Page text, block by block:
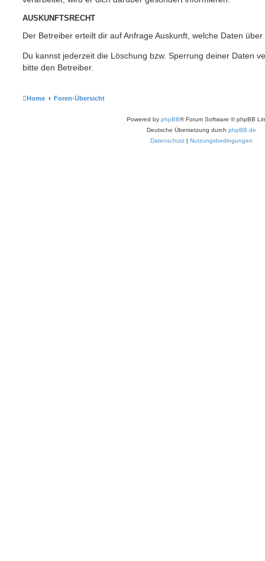
AUSKUNFTSRECHT
Der Betreiber erteilt dir auf Anfrage Auskunft, welche Daten
Du kannst jederzeit die Löschung bzw. Sperrung deiner Daten
bitte den Betreiber.
Home Foren-Übersicht
Powered by phpBB® Forum Software © phpBB
Deutsche Übersetzung durch phpBB.de
Datenschutz
Nutzungsbedingungen